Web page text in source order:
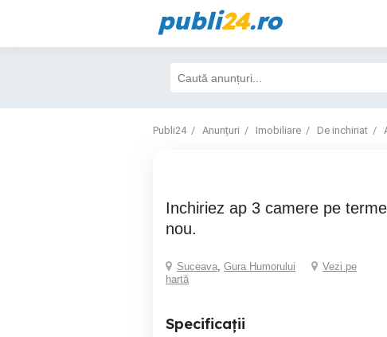
publi24.ro
Publi24 Anunțuri Imobiliare De inchiriat
Inchiriez ap 3 camere pe termen lung , bloc
nou.
Suceava, Gura Humorului
Vezi pe
hartă
Specificații